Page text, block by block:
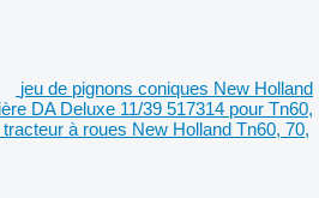
jeu de pignons coniques New Holland
DA Deluxe 11/39 517314 pour Tn60,
à roues New Holland Tn60, 70,